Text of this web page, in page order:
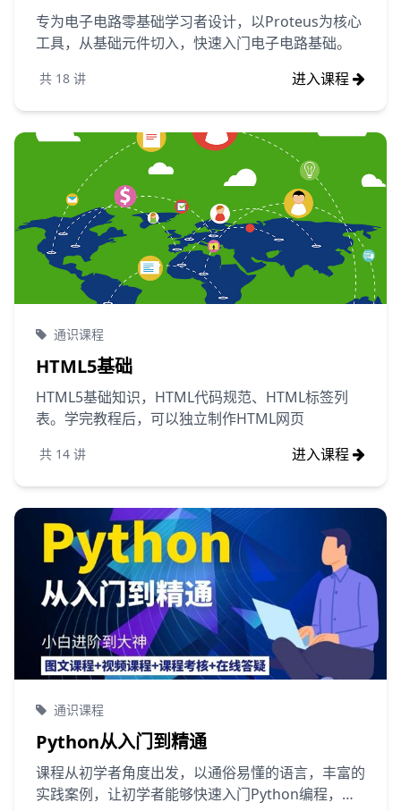
专为电子电路零基础学习者设计，以Proteus为核心
工具，从基础元件切入，快速入门电子电路基础。
共 18 讲 进入课程
通识课程
HTML5基础
HTML5基础知识，HTML代码规范、HTML标签列
表。学完教程后，可以独立制作HTML网页
共 14 讲 进入课程
通识课程
Python从入门到精通
课程从初学者角度出发，以通俗易懂的语言，丰富的
实践案例，让初学者能够快速入门Python编程，全